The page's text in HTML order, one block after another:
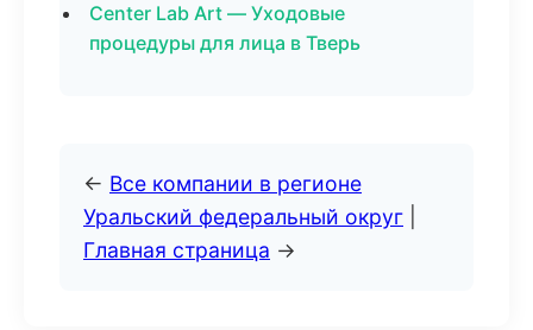
Center Lab Art — Уходовые
процедуры для лица в Тверь
← Все компании в регионе
Уральский федеральный округ
Главная страница →